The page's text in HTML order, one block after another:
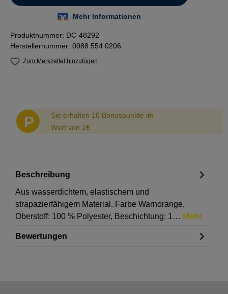
Produktnummer: DC-48292
Herstellernummer: 0088 554 0206
Zum Merkzettel hinzufügen
P
Sie erhalten 10 Bonuspunkte im
Wert von 1€
Beschreibung
Aus wasserdichtem, elastischem und
strapazierfähigem Material. Farbe Warnorange,
Oberstoff: 100 % Polyester, Beschichtung: 1… Mehr
Bewertungen